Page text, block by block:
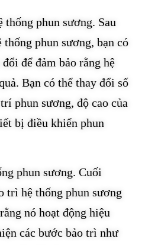
phun sương. Sau
phun sương, bạn có
để đảm bảo rằng hệ
Bạn có thể thay đổi số
phun sương, độ cao của
bị điều khiển phun
phun sương. Cuối
trì hệ thống phun sương
nó hoạt động hiệu
các bước bảo trì như